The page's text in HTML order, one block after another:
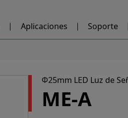
Aplicaciones Soporte
Φ25mm LED Luz de
ME-A